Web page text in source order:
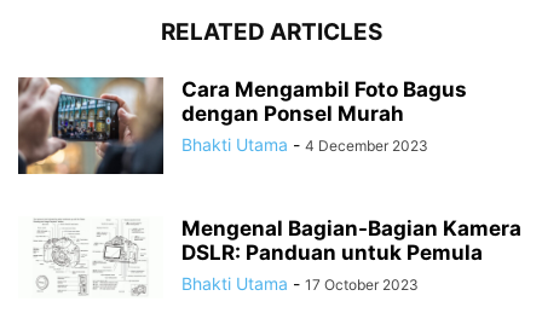
RELATED ARTICLES
Cara Mengambil Foto Bagus
dengan Ponsel Murah
Bhakti Utama - 4 December 2023
Mengenal Bagian-Bagian Kamera
DSLR: Panduan untuk Pemula
Bhakti Utama - 17 October 2023